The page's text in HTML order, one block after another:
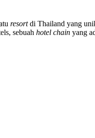
resortdi Thailand yang
sebuah hotel chain yang